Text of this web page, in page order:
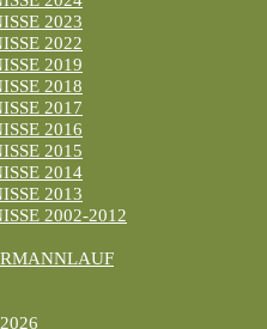
2023
2022
2019
2018
2017
2016
2015
2014
2013
2002-2012